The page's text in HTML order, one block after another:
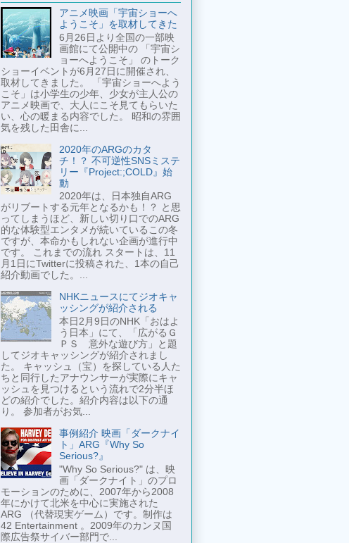
アニメ映画「宇宙ショーへ
ようこそ」を取材してきた
6月26日より全国の一部映
画館にて公開中の 「宇宙シ
ョーへようこそ」 のトーク
ショーイベントが6月27日に開催され、
取材してきました。 「宇宙ショーへよう
こそ」は小学生の少年、少女が主人公の
アニメ映画で、大人にこそ見てもらいた
い、心の暖まる内容でした。 昭和の雰囲
気を残した田舎に...
2020年のARGのカタ
チ！？ 不可逆性SNSミステ
リー『Project:;COLD』始
動
2020年は、日本独自ARG
がリブートする元年となるかも！？ と思
ってしまうほど、新しい切り口でのARG
的な体験型エンタメが続いているこの冬
ですが、本命かもしれない企画が進行中
です。 これまでの流れ スタートは、11
月1日にTwitterに投稿された、1本の自己
紹介動画でした。...
NHKニュースにてジオキャ
ッシングが紹介される
本日2月9日のNHK「おはよ
う日本」にて、「広がるＧ
ＰＳ 意外な遊び方」と題
してジオキャッシングが紹介されまし
た。 キャッシュ（宝）を探している人た
ちと同行したアナウンサーが実際にキャ
ッシュを見つけるという流れで2分半ほ
どの紹介でした。紹介内容は以下の通
り。 参加者がお気...
事例紹介 映画「ダークナイ
ト」ARG『Why So
Serious?』
"Why So Serious?" は、映
画「ダークナイト」のプロ
モーションのために、2007年から2008
年にかけて北米を中心に実施された
ARG （代替現実ゲーム）です。制作は
42 Entertainment 。2009年のカンヌ国
際広告祭サイバー部門で...